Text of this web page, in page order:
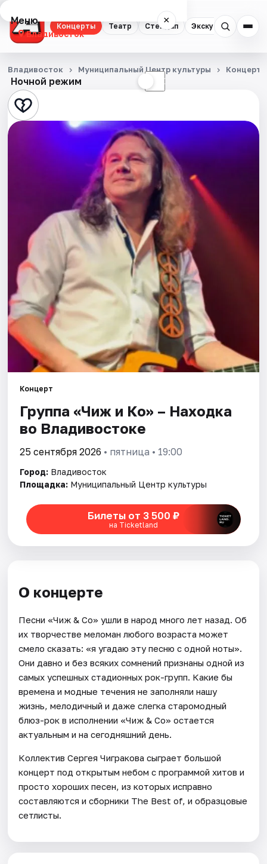
Концерты Театр Стендап Экскурсии
Меню ×
Владивосток
Концерты
Театр
Стендап
Экскурсии
Города
Площадки
Артисты
Рейтинги
Ночной режим ☾
Владивосток Муниципальный Центр культуры Концерты
Концерт
Группа «Чиж и Ко» – Находка
во Владивостоке
25 сентября 2026 • пятница • 19:00
Город: Владивосток
Площадка: Муниципальный Центр культуры
Билеты от 3 500 ₽
на Ticketland
О концерте
Песни «Чиж & Co» ушли в народ много лет назад. Об
их творчестве меломан любого возраста может
смело сказать: «я угадаю эту песню с одной ноты».
Они давно и без всяких сомнений признаны одной из
самых успешных стадионных рок-групп. Какие бы
времена и модные течения не заполняли нашу
жизнь, мелодичный и даже слегка старомодный
блюз-рок в исполнении «Чиж & Co» остается
актуальным и на сегодняшний день.
Коллектив Сергея Чигракова сыграет большой
концерт под открытым небом с программой хитов и
просто хороших песен, из которых исправно
составляются и сборники The Best of, и образцовые
сетлисты.